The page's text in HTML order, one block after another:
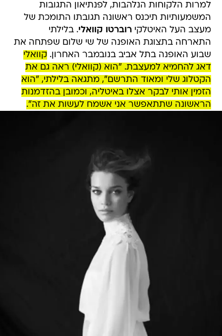
למרות הלקוחות הנלהבות, לפנתיאון התגובות
המשמעותיות תיכנס ראשונה תגובתו התומכת של
מעצב העל האיטלקירוברטו קוואלי. בלילתי
התארחה בתצוגת האופנה של שי שלום שפתחה את
שבוע האופנה בתל אביב בנובמבר האחרון. קוואלי
דאג להחמיא למעצבת. "הוא (קוואלי) ראה גם את
הקטלוג שלי ומאוד התרשם", מתגאה בלילתי, "הוא
הזמין אותי לבקר אצלו באיטליה, וכמובן בהזדמנות
הראשונה שתתאפשר אני אשמח לעשות את זה".